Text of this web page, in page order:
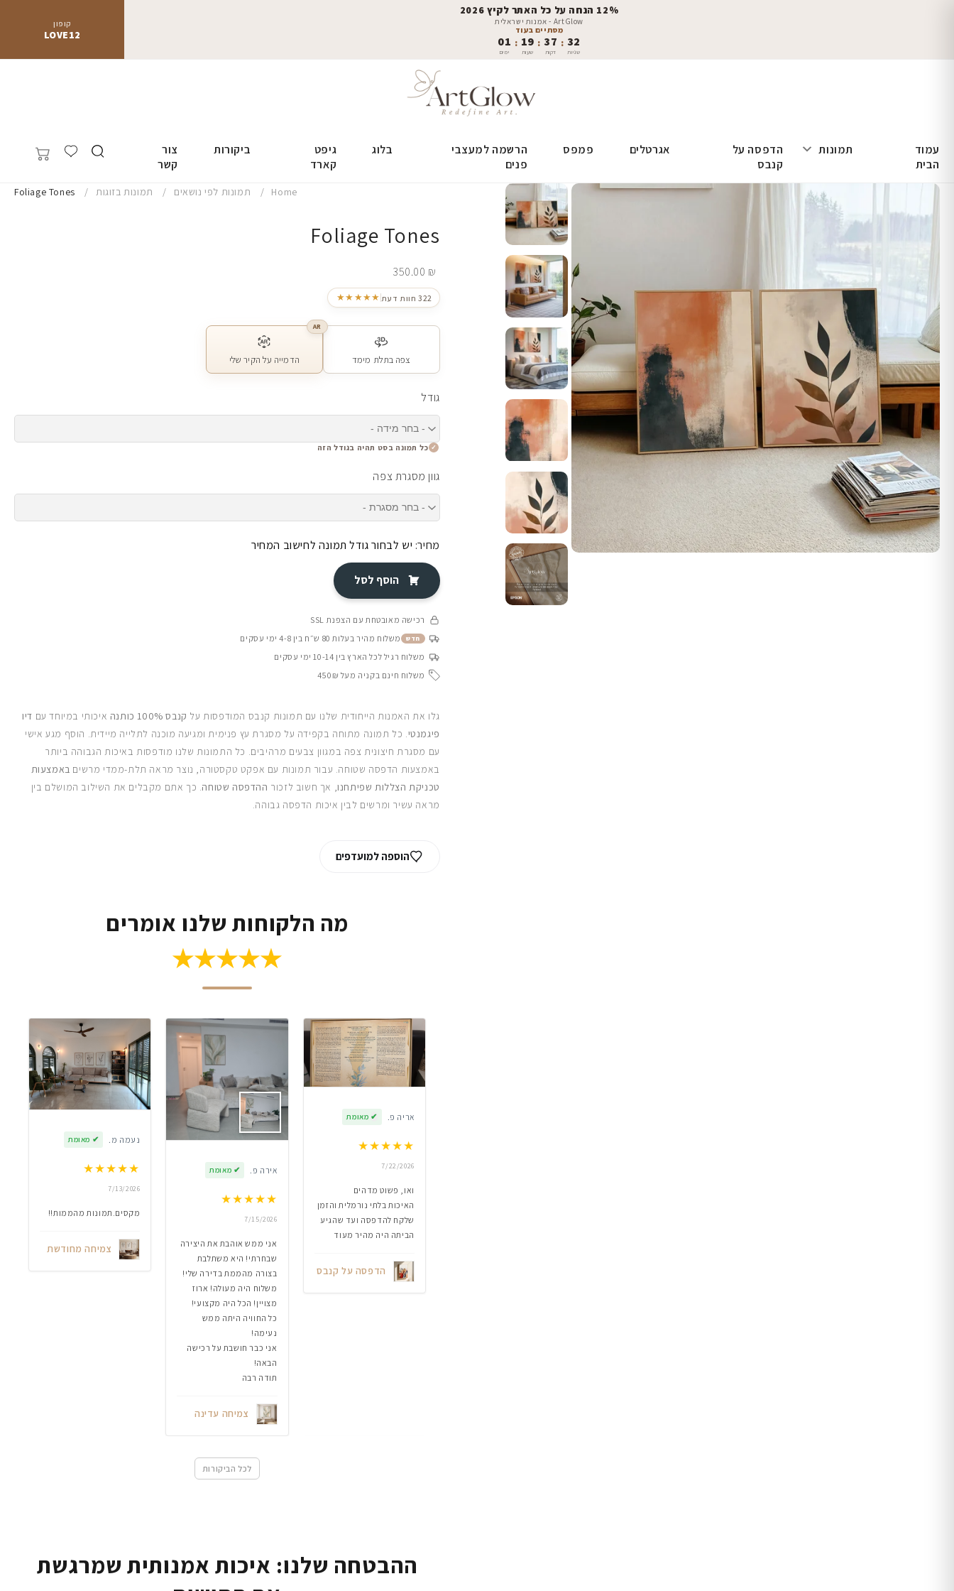
קופון
LOVE12
12% הנחה על כל האתר לקיץ 2026
ArtGlow - אמנות ישראלית
מסתיים בעוד
01
ימים
: 19
שעות
: 37
דקות
: 31
שניות
עמוד
הבית
תמונות
הדפסה על
קנבס
אגרטלים פמפס
הרשמה למעצבי
פנים
בלוג
גיפט
קארד
ביקורות
צור
קשר
Home תמונות לפי נושאים תמונות בזוגות Foliage Tones
Foliage Tones
350.00 ₪
★★★★★ 322 חוות דעת
צפה בתלת מימד
AR
הדמייה על הקיר שלי
גודל
כל תמונה בסט תהיה בגודל הזה
גוון מסגרת צפה
מחיר: יש לבחור גודל תמונה לחישוב המחיר
הוסף לסל
רכישה מאובטחת עם הצפנת SSL
חדש משלוח מהיר בעלות 80 ש״ח בין 4-8 ימי עסקים
משלוח רגיל לכל הארץ בין 10-14 ימי עסקים
משלוח חינם בקניה מעל 450₪
גלו את האמנות הייחודית שלנו עם תמונות קנבס המודפסות על קנבס 100% כותנה איכותי במיוחד עם דיו
פיגמנטי. כל תמונה מתוחה בקפידה על מסגרת עץ פנימית ומגיעה מוכנה לתלייה מיידית. הוסף מגע אישי
עם מסגרת חיצונית צפה במגוון צבעים מרהיבים. כל התמונות שלנו מודפסות באיכות הגבוהה ביותר
באמצעות הדפסה שטוחה. עבור תמונות עם אפקט טקסטורה, נוצר מראה תלת-ממדי מרשים באמצעות
טכניקת הצללות שפיתחנו, אך חשוב לזכור ההדפסה שטוחה. כך אתם מקבלים את השילוב המושלם בין
מראה עשיר ומרשים לבין איכות הדפסה גבוהה.
הוספה למועדפים
מה הלקוחות שלנו אומרים
★★★★★
אריה פ. ✔ מאומת
★★★★★
7/22/2026
ואו, פשוט מדהים
האיכות בלתי נורמלית והזמן
שלקח להדפסה ועד שהגיע
הביתה היה מהיר מעוד
הדפסה על קנבס
אירה פ. ✔ מאומת
★★★★★
7/15/2026
אני ממש אוהבת את היצירה
שבחרתי! היא משתלבת
בצורה מהממת בדירה שלי!
משלוח היה מעולה! ארוז
מצויין! הכל היה מקצועי!
כל החוויה היתה ממש
נעימה!
אני כבר חושבת על רכישה
הבאה!
תודה רבה
צמיחה עדינה
נעמה מ. ✔ מאומת
★★★★★
7/13/2026
מקסים.תמונות מהממות!!
צמיחה מחודשת
לכל הביקורות
ההבטחה שלנו: איכות אמנותית שמרגשת